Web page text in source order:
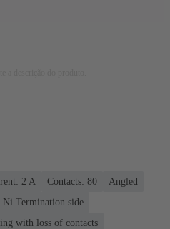
‌2 A Contacts: 80
Angled
Termination side
with loss of contacts